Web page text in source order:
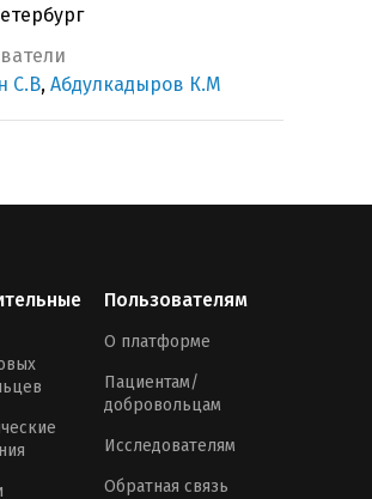
С.В, Абдулкадыров К.М
Пользователям
О платформе
Пациентам/
добровольцам
Исследователям
Обратная связь